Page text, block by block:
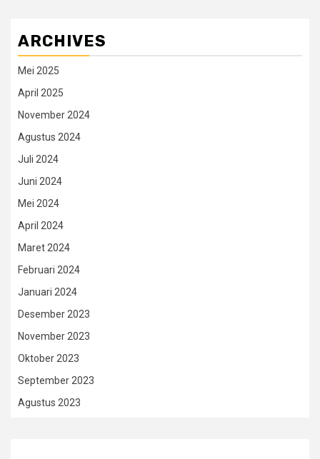
ARCHIVES
Mei 2025
April 2025
November 2024
Agustus 2024
Juli 2024
Juni 2024
Mei 2024
April 2024
Maret 2024
Februari 2024
Januari 2024
Desember 2023
November 2023
Oktober 2023
September 2023
Agustus 2023